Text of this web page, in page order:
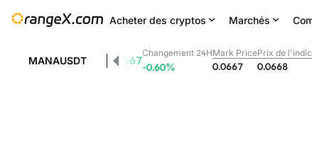
Acheter des cryptos Marchés
MANAUSDT 0.0667
Changement 24H
-0.60%
Mark Price
0.0667
Prix de
0.0668